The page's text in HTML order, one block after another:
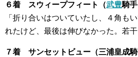
６着 スウィープフィート（武豊騎手
「折り合いはついていたし、４角も
れたけど、最後は伸びなかった。若干
７着 サンセットビュー（三浦皇成騎